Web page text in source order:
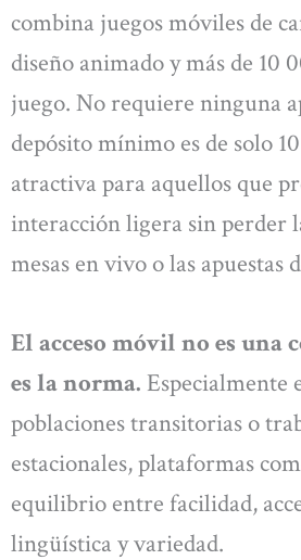
combina juegos móviles de
diseño animado y más de 10
juego. No requiere ninguna
depósito mínimo es de solo
atractiva para aquellos que
interacción ligera sin perder
mesas en vivo o las apuestas
El acceso móvil no es una
es la norma. Especialmente
poblaciones transitorias o
estacionales, plataformas
equilibrio entre facilidad,
lingüística y variedad.